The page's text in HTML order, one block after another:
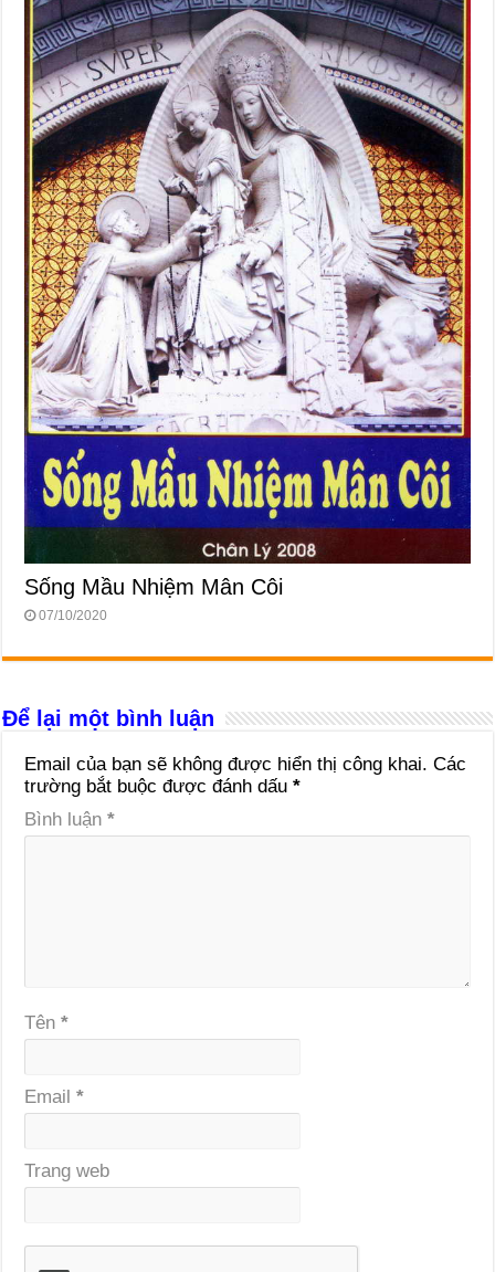
Sống Mầu Nhiệm Mân Côi
07/10/2020
Để lại một bình luận
Email của bạn sẽ không được hiển thị công khai. Các
trường bắt buộc được đánh dấu*
Bình luận*
Tên*
Email*
Trang web